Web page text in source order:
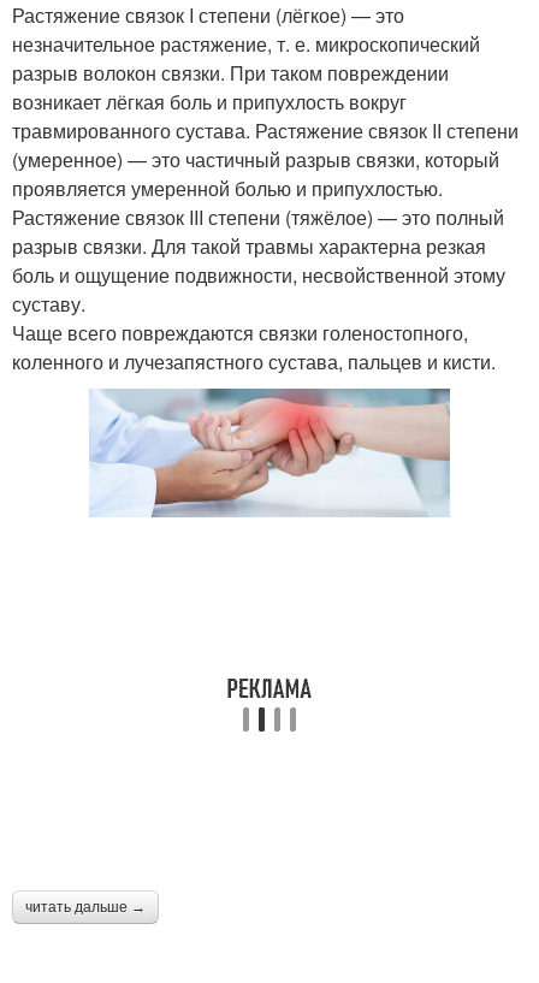
Растяжение связок I степени (лёгкое) — это
незначительное растяжение, т. е. микроскопический
разрыв волокон связки. При таком повреждении
возникает лёгкая боль и припухлость вокруг
травмированного сустава. Растяжение связок II степени
(умеренное) — это частичный разрыв связки, который
проявляется умеренной болью и припухлостью.
Растяжение связок III степени (тяжёлое) — это полный
разрыв связки. Для такой травмы характерна резкая
боль и ощущение подвижности, несвойственной этому
суставу.
Чаще всего повреждаются связки голеностопного,
коленного и лучезапястного сустава, пальцев и кисти.
читать дальше →